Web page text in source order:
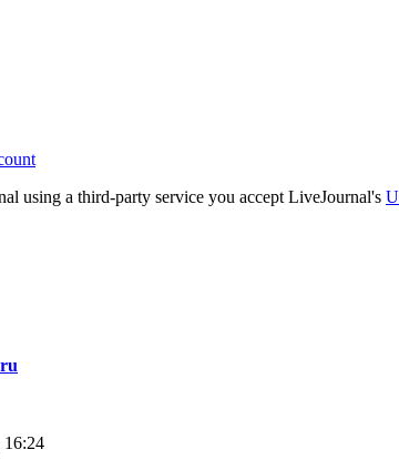
using a third-party service you accept LiveJournal's
16:24